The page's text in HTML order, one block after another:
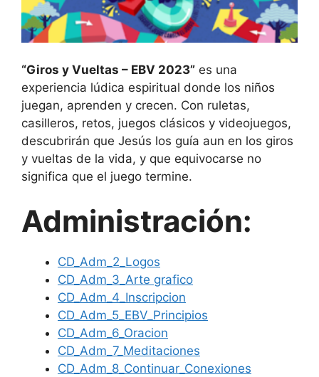
“Giros y Vueltas – EBV 2023” es una
experiencia lúdica espiritual donde los niños
juegan, aprenden y crecen. Con ruletas,
casilleros, retos, juegos clásicos y videojuegos,
descubrirán que Jesús los guía aun en los giros
y vueltas de la vida, y que equivocarse no
significa que el juego termine.
Administración:
CD_Adm_2_Logos
CD_Adm_3_Arte grafico
CD_Adm_4_Inscripcion
CD_Adm_5_EBV_Principios
CD_Adm_6_Oracion
CD_Adm_7_Meditaciones
CD_Adm_8_Continuar_Conexiones